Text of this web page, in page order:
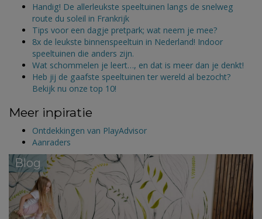
Handig! De allerleukste speeltuinen langs de snelweg
route du soleil in Frankrijk
Tips voor een dagje pretpark; wat neem je mee?
8x de leukste binnenspeeltuin in Nederland! Indoor
speeltuinen die anders zijn.
Wat schommelen je leert…, en dat is meer dan je denkt!
Heb jij de gaafste speeltuinen ter wereld al bezocht?
Bekijk nu onze top 10!
Meer inpiratie
Ontdekkingen van PlayAdvisor
Aanraders
Blog